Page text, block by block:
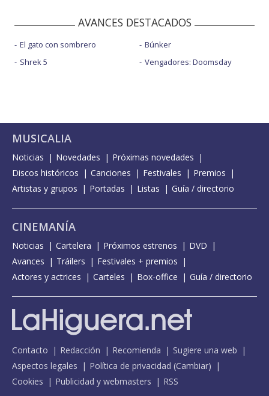
AVANCES DESTACADOS
El gato con sombrero
Shrek 5
Búnker
Vengadores: Doomsday
MUSICALIA
Noticias Novedades
Próximas novedades
Discos históricos
Canciones Festivales
Premios
Artistas y grupos
Portadas Listas Guía / directorio
CINEMANÍA
Noticias Cartelera Próximos estrenos
DVD
Avances
Tráilers
Festivales + premios
Actores y actrices
Carteles Box-office Guía / directorio
Contacto Redacción Recomienda
Sugiere una web
Aspectos legales
Política de privacidad (Cambiar)
Cookies
Publicidad y webmasters RSS